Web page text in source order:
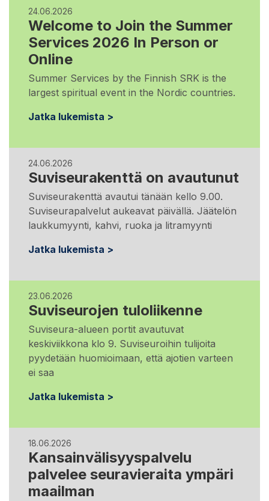
24.06.2026
Welcome to Join the Summer
Services 2026 In Person or
Online
Summer Services by the Finnish SRK is the
largest spiritual event in the Nordic countries.
Jatka lukemista >
24.06.2026
Suviseurakenttä on avautunut
Suviseurakenttä avautui tänään kello 9.00.
Suviseurapalvelut aukeavat päivällä. Jäätelön
laukkumyynti, kahvi, ruoka ja litramyynti
Jatka lukemista >
23.06.2026
Suviseurojen tuloliikenne
Suviseura-alueen portit avautuvat
keskiviikkona klo 9. Suviseuroihin tulijoita
pyydetään huomioimaan, että ajotien varteen
ei saa
Jatka lukemista >
18.06.2026
Kansainvälisyyspalvelu
palvelee seuravieraita ympäri
maailman